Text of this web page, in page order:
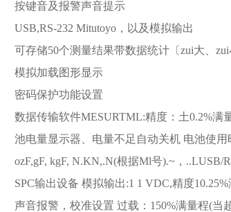
按键音及报警声音提示
USB,RS-232 Mitutoyo，以及模拟输出
可存储50个测量结果带数据统计〔zui大、
模拟加载图形显示
密码保护功能设置
数据传输软件MESURTML:精度：土0.2%满
池电量显示器、电量不足自动关机 电池使
ozF,gF, kgF, N.KN,.N(根据Ml号).~，..LUSB/
SPC输出设备 模拟输出:1 1 VDC,精度
声音报警，校准设置 过载：150%满量程(当